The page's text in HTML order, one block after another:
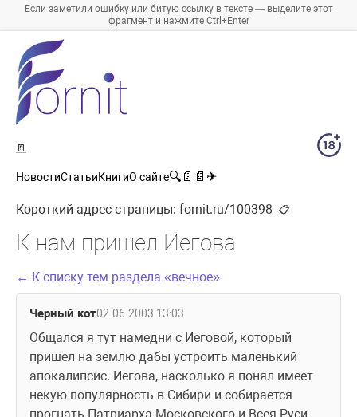
Если заметили ошибку или битую ссылку в тексте — выделите этот
фрагмент и нажмите Ctrl+Enter
🚪
НовостиСтатьиКнигиО сайте🔍 📄 📄 ✈
Короткий адрес страницы: fornit.ru/100398 📋
К нам пришел Иегова
← К списку тем раздела «вечное»
Черный кот02.06.2003 13:03
Общался я тут намедни с Иеговой, который
пришел на землю дабы устроить маленький
апокалипсис. Иегова, насколько я понял имеет
некую популярность в Сибири и собирается